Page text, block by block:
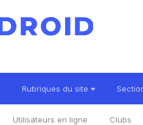
Rubriques du site
Utilisateurs en ligne Clubs